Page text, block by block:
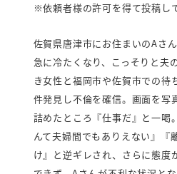
※依頼者様の許可を得て投稿し
佐賀県唐津市にお住まいのAさ
急に冷たくなり、こっそりと夫
き女性と福岡市や佐賀市での待
件発見し不倫を確信。画面を写
詰めたところ『仕事だ』と一喝
んて夫婦間でもありえない』『
け』と逆ギレされ、さらに態度